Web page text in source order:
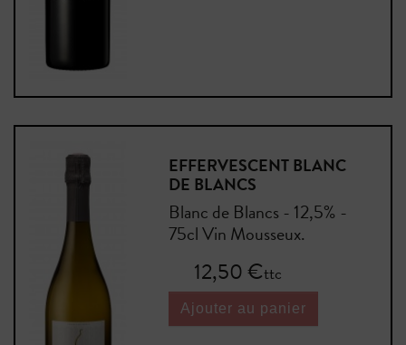
EFFERVESCENT BLANC
DE BLANCS
Blanc de Blancs - 12,5% -
75cl Vin Mousseux.
Prix12,50 €ttc
Ajouter au panier